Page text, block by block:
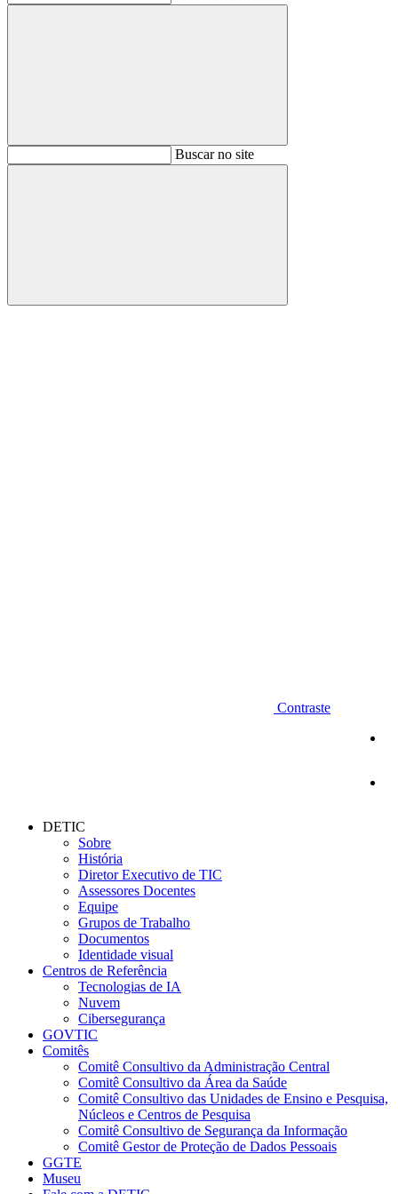
BuscarBuscar no site
Buscar
Contraste
DETIC
Sobre
História
Diretor Executivo de TIC
Assessores Docentes
Equipe
Grupos de Trabalho
Documentos
Identidade visual
Centros de Referência
Tecnologias de IA
Nuvem
Cibersegurança
GOVTIC
Comitês
Comitê Consultivo da Administração Central
Comitê Consultivo da Área da Saúde
Comitê Consultivo das Unidades de Ensino e Pesquisa,
Núcleos e Centros de Pesquisa
Comitê Consultivo de Segurança da Informação
Comitê Gestor de Proteção de Dados Pessoais
GGTE
Museu